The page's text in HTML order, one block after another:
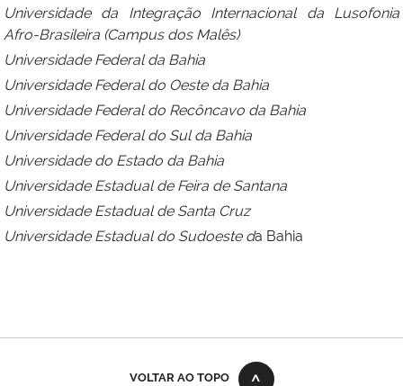
Universidade da Integração Internacional da Lusofonia
Afro-Brasileira (Campus dos Malês)
Universidade Federal da Bahia
Universidade Federal do Oeste da Bahia
Universidade Federal do Recôncavo da Bahia
Universidade Federal do Sul da Bahia
Universidade do Estado da Bahia
Universidade Estadual de Feira de Santana
Universidade Estadual de Santa Cruz
Universidade Estadual do Sudoeste da Bahia
VOLTAR AO TOPO